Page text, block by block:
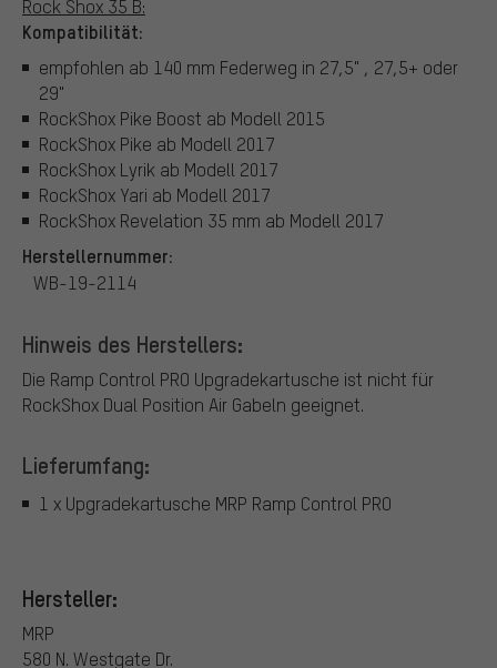
Rock Shox 35 B:
Kompatibilität:
empfohlen ab 140 mm Federweg in 27,5" , 27,5+ oder
29"
RockShox Pike Boost ab Modell 2015
RockShox Pike ab Modell 2017
RockShox Lyrik ab Modell 2017
RockShox Yari ab Modell 2017
RockShox Revelation 35 mm ab Modell 2017
Herstellernummer:
WB-19-2114
Hinweis des Herstellers:
Die Ramp Control PRO Upgradekartusche ist nicht für
RockShox Dual Position Air Gabeln geeignet.
Lieferumfang:
1 x Upgradekartusche MRP Ramp Control PRO
Hersteller:
MRP
580 N. Westgate Dr.